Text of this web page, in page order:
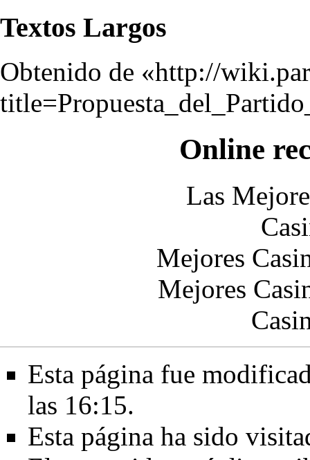
Textos Largos
Obtenido de «http://
Online
Las
Mejores
Mejores
Esta página fue
las 16:15.
Esta página ha sido